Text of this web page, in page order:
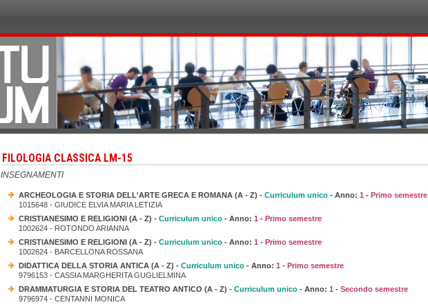
FILOLOGIA CLASSICA LM-15
INSEGNAMENTI
ARCHEOLOGIA E STORIA DELL'ARTE GRECA E ROMANA (A - Z) - Curriculum unico - Anno: 1 - Primo semestre
1015648 - GIUDICE ELVIA MARIA LETIZIA
CRISTIANESIMO E RELIGIONI (A - Z) - Curriculum unico - Anno: 1 - Primo semestre
1002624 - ROTONDO ARIANNA
CRISTIANESIMO E RELIGIONI (A - Z) - Curriculum unico - Anno: 1 - Primo semestre
1002624 - BARCELLONA ROSSANA
DIDATTICA DELLA STORIA ANTICA (A - Z) - Curriculum unico - Anno: 1 - Primo semestre
9796153 - CASSIA MARGHERITA GUGLIELMINA
DRAMMATURGIA E STORIA DEL TEATRO ANTICO (A - Z) - Curriculum unico - Anno: 1 - Secondo semestre
9796974 - CENTANNI MONICA